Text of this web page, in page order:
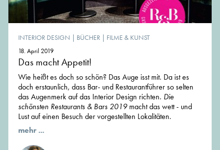
INTERIOR DESIGN | BÜCHER | FILME & KUNST
18. April 2019
Das macht Appetit!
Wie heißt es doch so schön? Das Auge isst mit. Da ist es
doch erstaunlich, dass Bar- und Restaurantführer so selten
das Augenmerk auf das Interior Design richten. Die
schönsten Restaurants & Bars 2019 macht das wett - und
Lust auf einen Besuch der vorgestellten Lokalitäten.
mehr ...